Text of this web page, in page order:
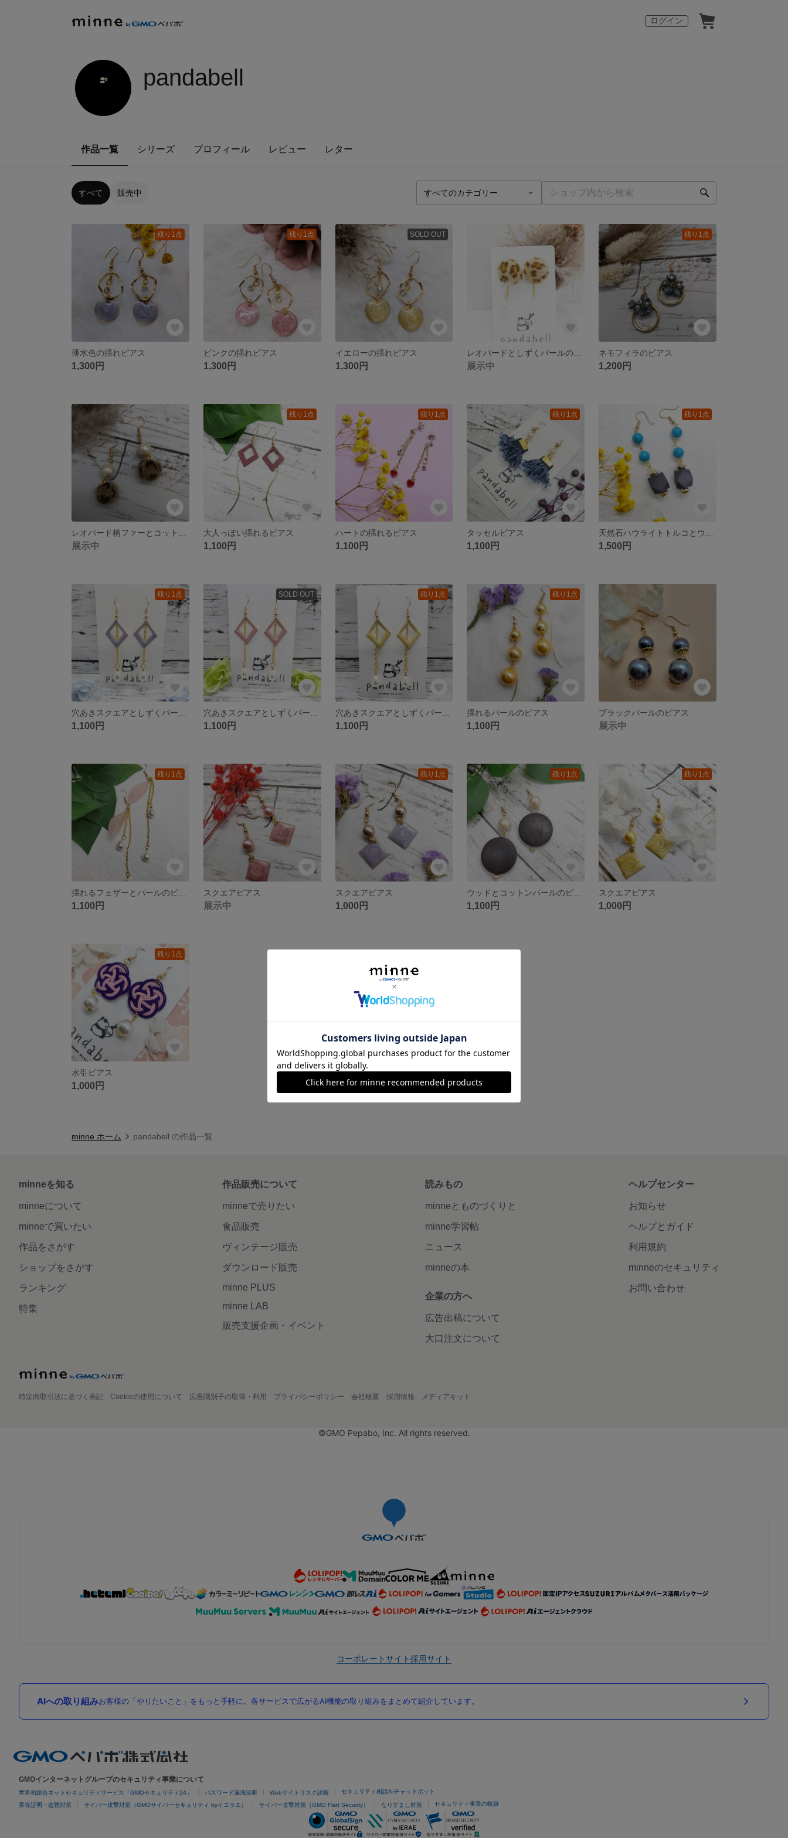
ログイン
pandabell
作品一覧 シリーズ プロフィール レビュー レター
すべて 販売中
残り1点
薄水色の揺れピアス
1,300円
残り1点
ピンクの揺れピアス
1,300円
SOLD OUT
イエローの揺れピアス
1,300円 展示中
残り1点
ネモフィラのピアス
1,200円
展示中
残り1点
大人っぽい揺れるピアス
1,100円
残り1点
ハートの揺れるピアス
1,100円
残り1点
タッセルピアス
1,100円
残り1点
1,500円
残り1点
1,100円
SOLD OUT
1,100円
残り1点
1,100円
残り1点
揺れるパールのピアス
1,100円
ブラックパールのピアス
展示中
残り1点
1,100円
スクエアピアス
展示中
残り1点
スクエアピアス
1,000円
残り1点
1,100円
残り1点
スクエアピアス
1,000円
残り1点
水引ピアス
1,000円
minne ホーム pandabell の作品一覧
minneを知る
minneについて
minneで買いたい
作品をさがす
ショップをさがす
ランキング
特集
作品販売について
minneで売りたい
食品販売
ヴィンテージ販売
ダウンロード販売
minne PLUS
minne LAB
販売支援企画・イベント
読みもの
minneとものづくりと
minne学習帖
ニュース
minneの本
企業の方へ
広告出稿について
大口注文について
ヘルプセンター
お知らせ
ヘルプとガイド
利用規約
minneのセキュリティ
お問い合わせ
特定商取引法に基づく表記 Cookieの使用について 広告識別子の取得・利用 プライバシーポリシー 会社概要 採用情報 メディアキット
©GMO Pepabo, Inc. All rights reserved.
コーポレートサイト採用サイト
AIへの取り組みお客様の「やりたいこと」をもっと手軽に。各サービスで広がるAI機能の取り組みをまとめて紹介しています。
GMOインターネットグループのセキュリティ事業について
世界初総合ネットセキュリティサービス「GMOセキュリティ24」 パスワード漏洩診断 Webサイトリスク診断 セキュリティ相談AIチャットボット
実在証明・盗聴対策 サイバー攻撃対策（GMOサイバーセキュリティ byイエラエ） サイバー攻撃対策（GMO Flatt Security） なりすまし対策 セキュリティ事業の軌跡